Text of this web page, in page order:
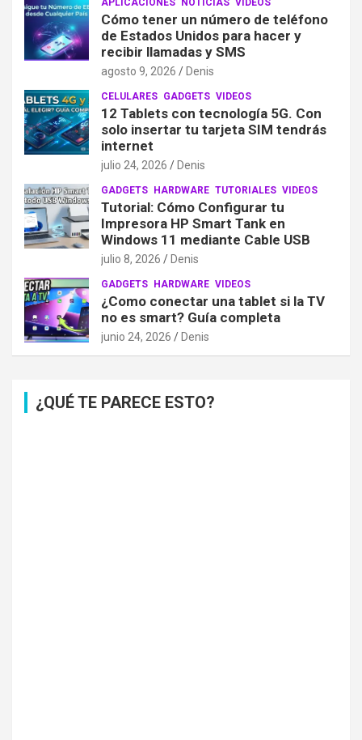
Cómo tener un número de teléfono
de Estados Unidos para hacer y
recibir llamadas y SMS
agosto 9, 2026 Denis
CELULARES GADGETS VIDEOS
12 Tablets con tecnología 5G. Con
solo insertar tu tarjeta SIM tendrás
internet
julio 24, 2026 Denis
GADGETS HARDWARE TUTORIALES VIDEOS
Tutorial: Cómo Configurar tu
Impresora HP Smart Tank en
Windows 11 mediante Cable USB
julio 8, 2026 Denis
GADGETS HARDWARE VIDEOS
¿Como conectar una tablet si la TV
no es smart? Guía completa
junio 24, 2026 Denis
¿QUÉ TE PARECE ESTO?